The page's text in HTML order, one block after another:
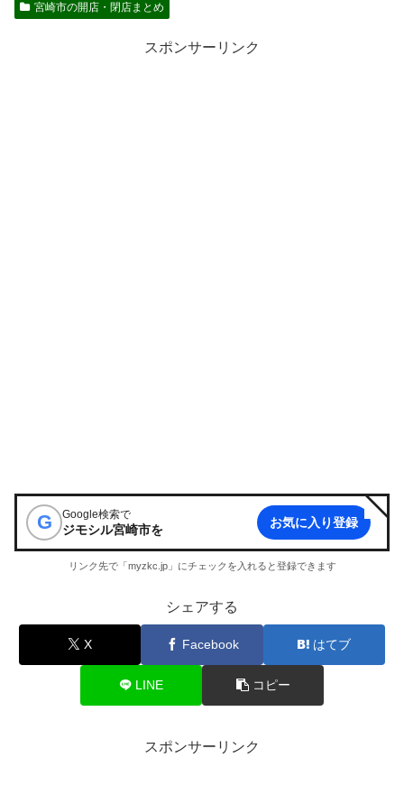
宮崎市の開店・閉店まとめ
スポンサーリンク
G Google検索で
ジモシル宮崎市を お気に入り登録
リンク先で「myzkc.jp」にチェックを入れると登録できます
シェアする
X Facebook はてブ
LINE コピー
スポンサーリンク